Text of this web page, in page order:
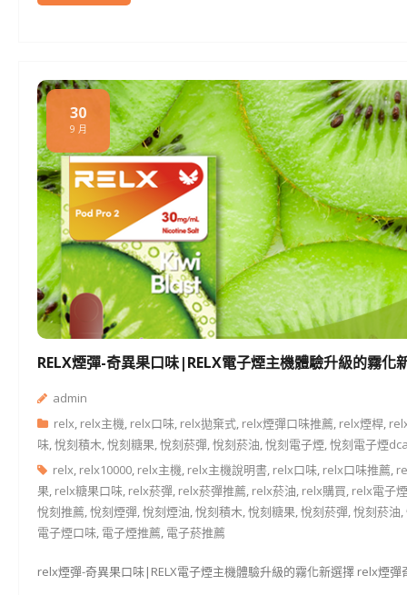
RELX煙彈-奇異果口味|RELX電子煙主機體驗升級的霧化
30
9 月
admin
relx, relx主機, relx口味, relx拋棄式, relx煙彈口味推薦, relx煙桿,
味,悅刻積木,悅刻糖果,悅刻菸彈,悅刻菸油,悅刻電子煙,悅刻電子煙
relx, relx10000, relx主機, relx主機說明書, relx口味, relx口味推薦,
果, relx糖果口味, relx菸彈, relx菸彈推薦, relx菸油, relx購買, relx電子煙
悅刻推薦,悅刻煙彈,悅刻煙油,悅刻積木,悅刻糖果,悅刻菸彈,悅刻菸油,
電子煙口味, 電子煙推薦, 電子菸推薦
relx煙彈-奇異果口味|RELX電子煙主機體驗升級的霧化新選擇 relx煙